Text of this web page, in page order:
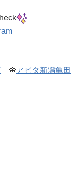
🌼アピタ新潟亀田